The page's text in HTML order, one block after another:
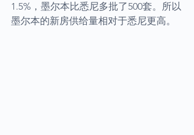
1.5%，墨尔本比悉尼多批了500套。所以
墨尔本的新房供给量相对于悉尼更高。